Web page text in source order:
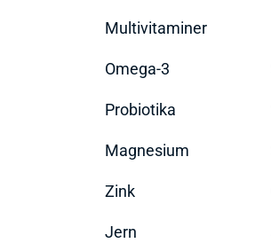
Multivitaminer
Omega-3
Probiotika
Magnesium
Zink
Jern